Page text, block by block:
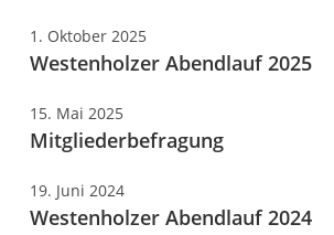
1. Oktober 2025
Westenholzer Abendlauf 2025
15. Mai 2025
Mitgliederbefragung
19. Juni 2024
Westenholzer Abendlauf 2024